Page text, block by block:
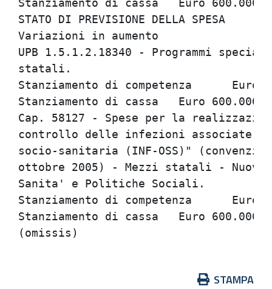
Stanziamento di cassa	Euro 600.000,00
STATO DI PREVISIONE DELLA SPESA
Variazioni in aumento
UPB 1.5.1.2.18340 - Programmi
statali.
Stanziamento di competenza	Euro 600.000,00
Stanziamento di cassa	Euro 600.000,00
Cap. 58127 - Spese per la
controllo delle infezioni associate
socio-sanitaria (INF-OSS)"
ottobre 2005) - Mezzi statali -
Sanita' e Politiche Sociali.
Stanziamento di competenza	Euro 600.000,00
Stanziamento di cassa	Euro 600.000,00
STAMPA